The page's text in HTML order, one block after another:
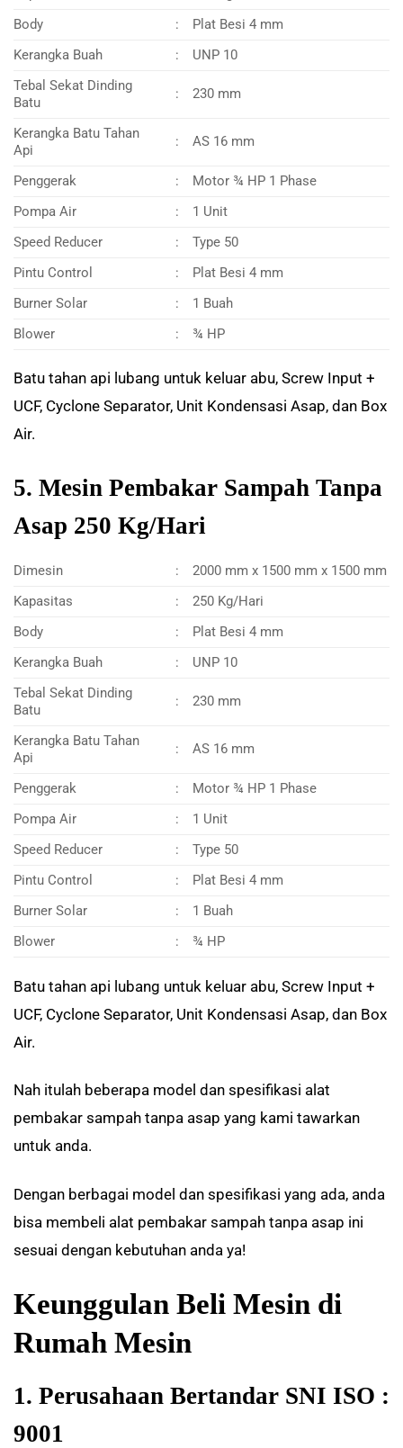
Body
:
Plat Besi 4 mm
Kerangka Buah
:
UNP 10
Tebal Sekat Dinding
Batu
: 230 mm
Kerangka Batu Tahan
Api
: AS 16 mm
Penggerak :
Motor ¾ HP 1 Phase
Pompa Air
:
1 Unit
Speed Reducer
:
Type 50
Pintu Control
:
Plat Besi 4 mm
Burner Solar
:
1 Buah
Blower
: ¾ HP
Batu tahan api lubang untuk keluar abu, Screw Input +
UCF, Cyclone Separator, Unit Kondensasi Asap, dan Box
Air.
5. Mesin Pembakar Sampah Tanpa
Asap 250 Kg/Hari
Dimesin :
2000 mm x 1500 mm x 1500 mm
Kapasitas
:
250 Kg/Hari
Body
:
Plat Besi 4 mm
Kerangka Buah
:
UNP 10
Tebal Sekat Dinding
Batu
: 230 mm
Kerangka Batu Tahan
Api
: AS 16 mm
Penggerak :
Motor ¾ HP 1 Phase
Pompa Air
:
1 Unit
Speed Reducer
:
Type 50
Pintu Control
:
Plat Besi 4 mm
Burner Solar
:
1 Buah
Blower
: ¾ HP
Batu tahan api lubang untuk keluar abu, Screw Input +
UCF, Cyclone Separator, Unit Kondensasi Asap, dan Box
Air.
Nah itulah beberapa model dan spesifikasi alat
pembakar sampah tanpa asap yang kami tawarkan
untuk anda.
Dengan berbagai model dan spesifikasi yang ada, anda
bisa membeli alat pembakar sampah tanpa asap ini
sesuai dengan kebutuhan anda ya!
Keunggulan Beli Mesin di
Rumah Mesin
1. Perusahaan Bertandar SNI ISO :
9001